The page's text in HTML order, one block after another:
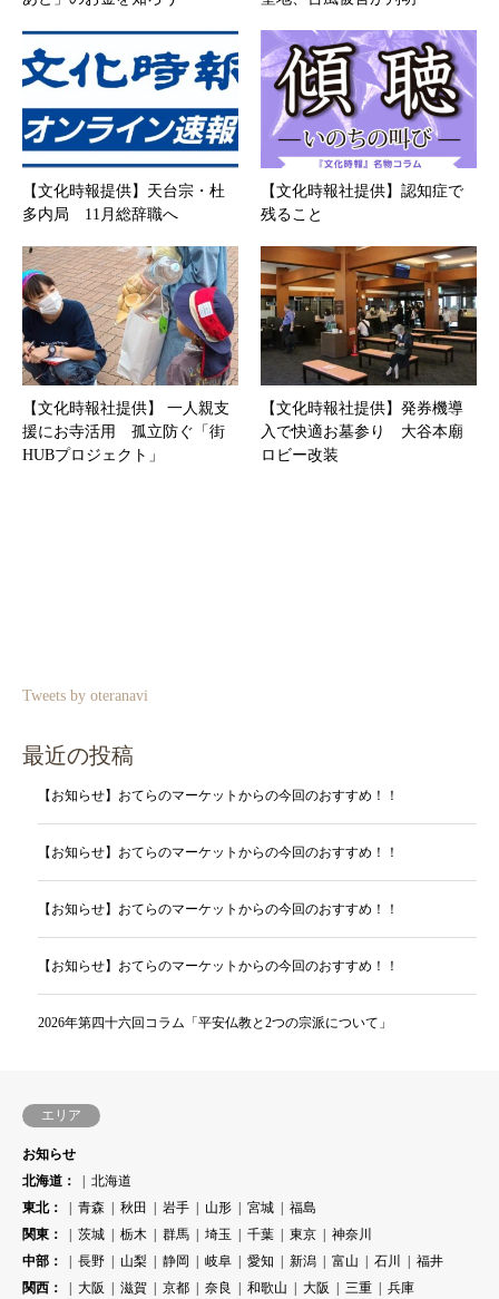
【文化時報提供】天台宗・杜
多内局 11月総辞職へ
【文化時報社提供】認知症で
残ること
【文化時報社提供】 一人親支
援にお寺活用 孤立防ぐ「街
HUBプロジェクト」
【文化時報社提供】発券機導
入で快適お墓参り 大谷本廟
ロビー改装
Tweets by oteranavi
最近の投稿
【お知らせ】おてらのマーケットからの今回のおすすめ！！
【お知らせ】おてらのマーケットからの今回のおすすめ！！
【お知らせ】おてらのマーケットからの今回のおすすめ！！
【お知らせ】おてらのマーケットからの今回のおすすめ！！
2026年第四十六回コラム「平安仏教と2つの宗派について」
エリア
お知らせ
北海道：
北海道
東北：
青森 秋田 岩手 山形 宮城
福島
関東：
茨城 栃木 群馬 埼玉 千葉 東京
神奈川
中部：
長野 山梨 静岡 岐阜 愛知 新潟 富山 石川
福井
関西：
大阪 滋賀 京都 奈良 和歌山 大阪 三重
兵庫